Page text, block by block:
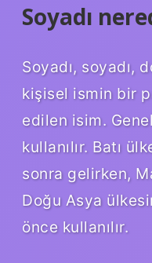
Soyadı
Soyadı, soyadı,
kişisel ismin bir
edilen isim.
kullanılır. Batı
sonra gelirken,
Doğu Asya
önce kullanılır.